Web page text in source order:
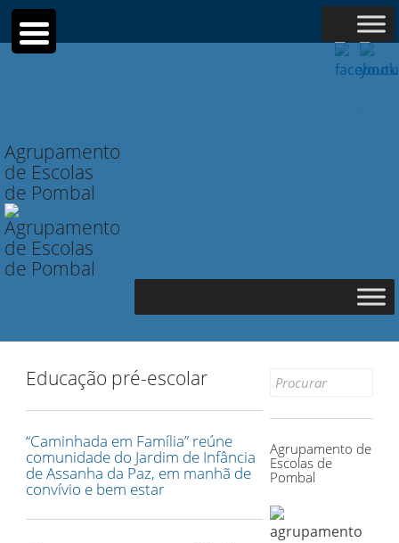
Agrupamento
de Escolas
de Pombal
Educação pré-escolar
“Caminhada em Família” reúne
comunidade do Jardim de Infância
de Assanha da Paz, em manhã de
convívio e bem estar
Search
Agrupamento de
Escolas de
Pombal